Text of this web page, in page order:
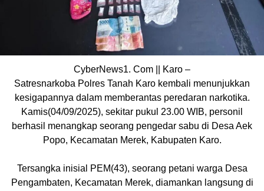
CyberNews1. Com || Karo –
Satresnarkoba Polres Tanah Karo kembali menunjukkan
kesigapannya dalam memberantas peredaran narkotika.
Kamis(04/09/2025), sekitar pukul 23.00 WIB, personil
berhasil menangkap seorang pengedar sabu di Desa Aek
Popo, Kecamatan Merek, Kabupaten Karo.
Tersangka inisial PEM(43), seorang petani warga Desa
Pengambaten, Kecamatan Merek, diamankan langsung di